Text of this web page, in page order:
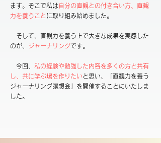
ます。そこで私は自分の直観との付き合い方、直観
力を養うこと に取り組み始めました。
​ そして、直観力を養う上で大きな成果を実感した
のが、 ジャーナリングです。
今回、 私の経験や勉強した内容を多くの方と共有
し、共に学ぶ場を作りたいと思い、「直観力を養う
ジャーナリング瞑想会」を開催することにいたしま
した。